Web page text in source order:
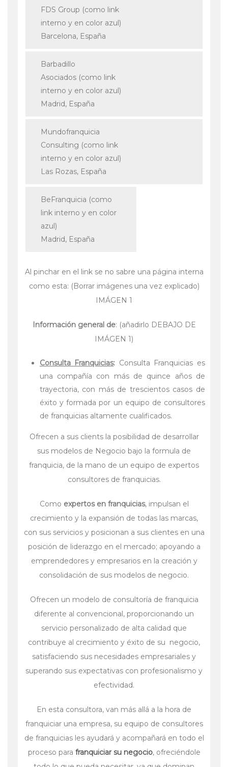
FDS Group (como link
interno y en color azul)
Barcelona, España
Barbadillo
Asociados (como link
interno y en color azul)
Madrid, España
Mundofranquicia
Consulting (como link
interno y en color azul)
Las Rozas, España
BeFranquicia (como
link interno y en color
azul)
Madrid, España
Al pinchar en el link se no sabre una página interna
como esta: (Borrar imágenes una vez explicado)
IMÁGEN 1
Información general de: (añadirlo DEBAJO DE
IMÁGEN 1)
Consulta Franquicias: Consulta Franquicias es
una compañía con más de quince años de
trayectoria, con más de trescientos casos de
éxito y formada por un equipo de consultores
de franquicias altamente cualificados.
Ofrecen a sus clients la posibilidad de desarrollar
sus modelos de Negocio bajo la formula de
franquicia, de la mano de un equipo de expertos
consultores de franquicias.
Como expertos en franquicias, impulsan el
crecimiento y la expansión de todas las marcas,
con sus servicios y posicionan a sus clientes en una
posición de liderazgo en el mercado; apoyando a
emprendedores y empresarios en la creación y
consolidación de sus modelos de negocio.
Ofrecen un modelo de consultoría de franquicia
diferente al convencional, proporcionando un
servicio personalizado de alta calidad que
contribuye al crecimiento y éxito de su negocio,
satisfaciendo sus necesidades empresariales y
superando sus expectativas con profesionalismo y
efectividad.
En esta consultora, van más allá a la hora de
franquiciar una empresa, su equipo de consultores
de franquicias les ayudará y acompañará en todo el
proceso para franquiciar su negocio, ofreciéndole